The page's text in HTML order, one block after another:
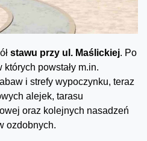
stawu przy ul. Maślickiej. Po
powstały m.in.
i strefy wypoczynku, teraz
alejek, tarasu
oraz kolejnych nasadzeń
ozdobnych.